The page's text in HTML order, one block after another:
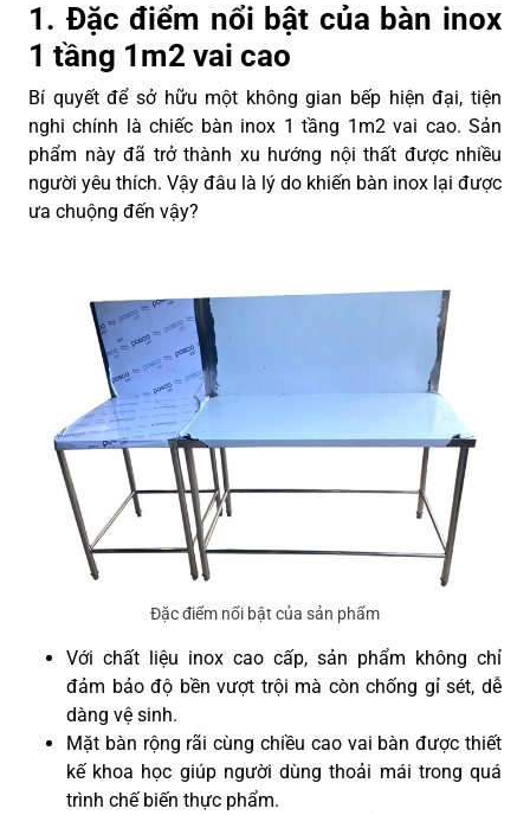
1. Đặc điểm nổi bật của bàn inox
1 tầng 1m2 vai cao
Bí quyết để sở hữu một không gian bếp hiện đại, tiện
nghi chính là chiếc bàn inox 1 tầng 1m2 vai cao. Sản
phẩm này đã trở thành xu hướng nội thất được nhiều
người yêu thích. Vậy đâu là lý do khiến bàn inox lại được
ưa chuộng đến vậy?
Đặc điểm nổi bật của sản phẩm
Với chất liệu inox cao cấp, sản phẩm không chỉ
đảm bảo độ bền vượt trội mà còn chống gỉ sét, dễ
dàng vệ sinh.
Mặt bàn rộng rãi cùng chiều cao vai bàn được thiết
kế khoa học giúp người dùng thoải mái trong quá
trình chế biến thực phẩm.